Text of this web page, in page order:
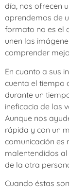
día, nos ofrecen
aprendemos de
formato no es el
unen las
comprender
En cuanto a sus
cuenta el tiempo
durante un
ineficacia de las
Aunque nos
rápida y con un
comunicación es
malentendidos
de la otra
Cuando éstas